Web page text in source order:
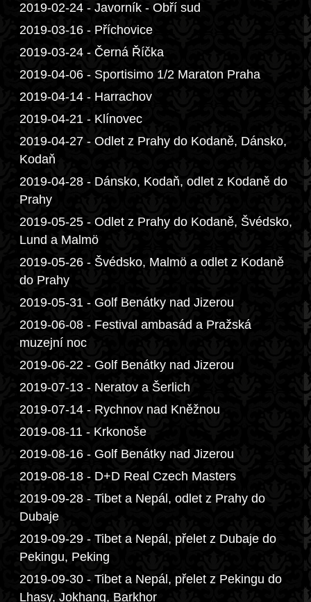
2019-02-24 - Javorník - Obří sud
2019-03-16 - Příchovice
2019-03-24 - Černá Říčka
2019-04-06 - Sportisimo 1/2 Maraton Praha
2019-04-14 - Harrachov
2019-04-21 - Klínovec
2019-04-27 - Odlet z Prahy do Kodaně, Dánsko,
Kodaň
2019-04-28 - Dánsko, Kodaň, odlet z Kodaně do
Prahy
2019-05-25 - Odlet z Prahy do Kodaně, Švédsko,
Lund a Malmö
2019-05-26 - Švédsko, Malmö a odlet z Kodaně
do Prahy
2019-05-31 - Golf Benátky nad Jizerou
2019-06-08 - Festival ambasád a Pražská
muzejní noc
2019-06-22 - Golf Benátky nad Jizerou
2019-07-13 - Neratov a Šerlich
2019-07-14 - Rychnov nad Kněžnou
2019-08-11 - Krkonoše
2019-08-16 - Golf Benátky nad Jizerou
2019-08-18 - D+D Real Czech Masters
2019-09-28 - Tibet a Nepál, odlet z Prahy do
Dubaje
2019-09-29 - Tibet a Nepál, přelet z Dubaje do
Pekingu, Peking
2019-09-30 - Tibet a Nepál, přelet z Pekingu do
Lhasy, Jokhang, Barkhor